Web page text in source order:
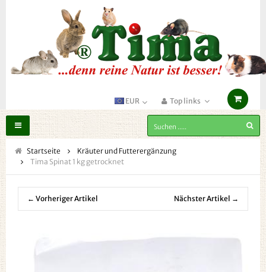
Top links
EUR
Toggle
navigation
Startseite
Kräuter und Futterergänzung
Tima Spinat 1 kg getrocknet
← Vorheriger Artikel Nächster Artikel →